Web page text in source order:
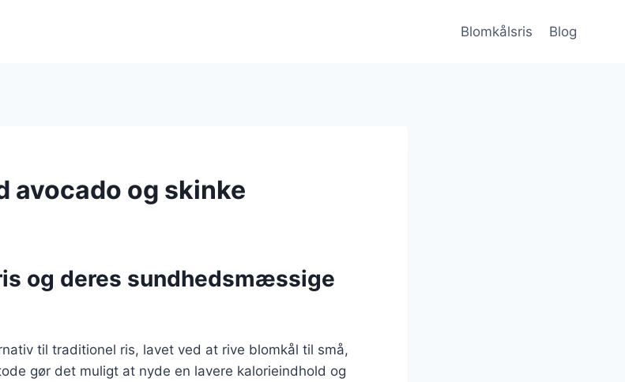
Blomkålsris Blog
avocado og skinke
og deres sundhedsmæssige
til traditionel ris, lavet ved at rive blomkål til små,
gør det muligt at nyde en lavere kalorieindhold og